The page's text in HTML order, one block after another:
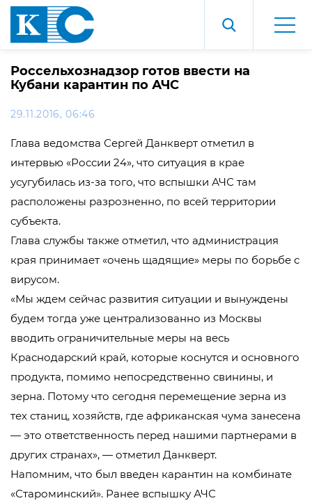
Россельхознадзор готов ввести на
Кубани карантин по АЧС
29.11.2016, 06:46
Глава ведомства Сергей Данкверт отметил в
интервью «России 24», что ситуация в крае
усугубилась из-за того, что вспышки АЧС там
расположены разрозненно, по всей территории
субъекта.
Глава службы также отметил, что администрация
края принимает «очень щадящие» меры по борьбе с
вирусом.
«Мы ждем сейчас развития ситуации и вынуждены
будем тогда уже централизованно из Москвы
вводить ограничительные меры на весь
Краснодарский край, которые коснутся и основного
продукта, помимо непосредственно свинины, и
зерна. Потому что сегодня перемещение зерна из
тех станиц, хозяйств, где африканская чума занесена
— это ответственность перед нашими партнерами в
других странах», — отметил Данкверт.
Напомним, что был введен карантин на комбинате
«Староминский». Ранее вспышку АЧС